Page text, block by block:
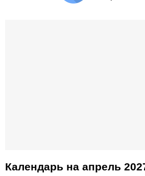
Календарь на апрель